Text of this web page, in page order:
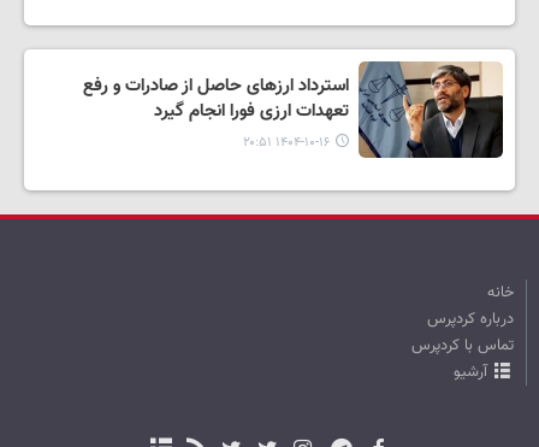
استرداد ارزهای حاصل از صادرات و رفع
تعهدات ارزی فورا انجام گیرد
۱۴۰۴-۱۰-۱۶ ۲۰:۵۱
خانه
درباره کردپرس
تماس با کردپرس
آرشیو